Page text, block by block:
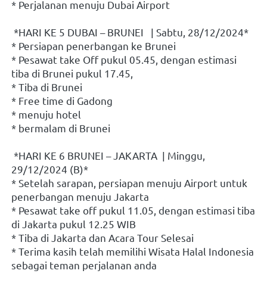
* Perjalanan menuju Dubai Airport
*HARI KE 5 DUBAI – BRUNEI   | Sabtu, 28/12/2024*
* Persiapan penerbangan ke Brunei
* Pesawat take Off pukul 05.45, dengan estimasi
tiba di Brunei pukul 17.45,
* Tiba di Brunei
* Free time di Gadong
* menuju hotel
* bermalam di Brunei
29/12/2024 (B)*
* Setelah sarapan, persiapan menuju Airport untuk
penerbangan menuju Jakarta
* Pesawat take off pukul 11.05, dengan estimasi tiba
di Jakarta pukul 12.25 WIB
* Tiba di Jakarta dan Acara Tour Selesai
* Terima kasih telah memilihi Wisata Halal Indonesia
sebagai teman perjalanan anda